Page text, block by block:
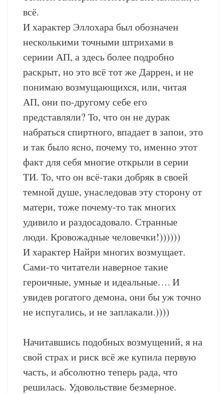
всё.
И характер Эллохара был обозначен
несколькими точными штрихами в
сериии АП, а здесь более подробно
раскрыт, но это всё тот же Даррен, и не
понимаю возмущающихся, или, читая
АП, они по-другому себе его
представляли? То, что он не дурак
набраться спиртного, впадает в запои, это
и так было ясно, почему то, именно этот
факт для себя многие открыли в серии
ТИ. То, что он всё-таки добряк в своей
темной душе, унаследовав эту сторону от
матери, тоже почему-то так многих
удивило и раздосадовало. Странные
люди. Кровожадные человечки!))))))
И характер Найри многих возмущает.
Сами-то читатели наверное такие
героичные, умные и идеальные…. И
увидев рогатого демона, они бы уж точно
не испугались, и не заплакали.))))
Начитавшись подобных возмущений, я на
свой страх и риск всё же купила первую
часть, и абсолютно теперь рада, что
решилась. Удовольствие безмерное.